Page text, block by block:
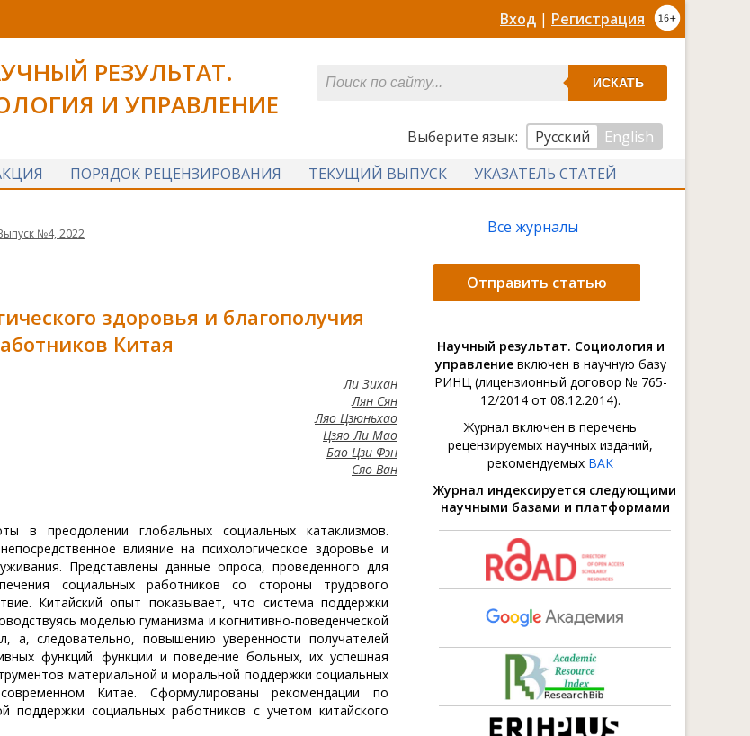
Вход | Регистрация
РЕЗУЛЬТАТ.
И УПРАВЛЕНИЕ
ИСКАТЬ
Выберите язык: Русский
English
ПОРЯДОК РЕЦЕНЗИРОВАНИЯ ТЕКУЩИЙ ВЫПУСК УКАЗАТЕЛЬ СТАТЕЙ
№4, 2022
здоровья и благополучия
Китая
Ли Зихан
Лян Сян
Ляо Цзюньхао
Цзяо Ли Мао
Бао Цзи Фэн
Сяо Ван
в преодолении глобальных социальных катаклизмов.
влияние на психологическое здоровье и
Представлены данные опроса, проведенного для
социальных работников со стороны трудового
Китайский опыт показывает, что система поддержки
моделью гуманизма и когнитивно-поведенческой
а, следовательно, повышению уверенности получателей
функций. функции и поведение больных, их успешная
материальной и моральной поддержки социальных
Китае. Сформулированы рекомендации по
социальных работников с учетом китайского
Все журналы
Отправить статью
Научный результат. Социология и
управлениевключен в научную базу
РИНЦ (лицензионный договор № 765-
12/2014 от 08.12.2014).
Журнал включен в перечень
рецензируемых научных изданий,
рекомендуемых ВАК
Журнал индексируется следующими
научными базами и платформами